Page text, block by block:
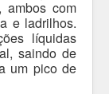
ambos com
e ladrilhos.
líquidas
saindo de
um pico de